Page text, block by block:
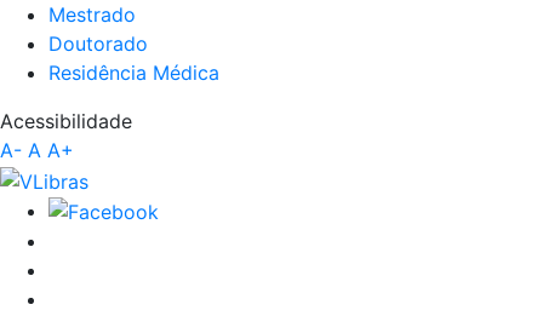
Mestrado
Doutorado
Residência Médica
Acessibilidade
A- A A+